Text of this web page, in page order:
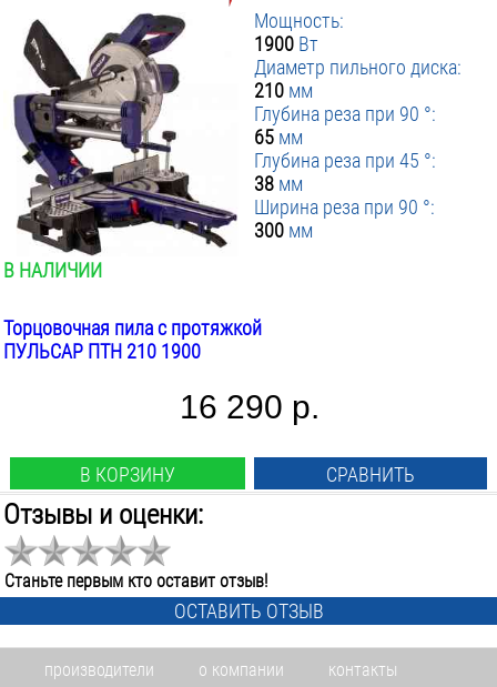
Мощность:
1900 Вт
Диаметр пильного диска:
210 мм
Глубина реза при 90 °:
65 мм
Глубина реза при 45 °:
38 мм
Ширина реза при 90 °:
300 мм
В НАЛИЧИИ
Торцовочная пила с протяжкой
ПУЛЬСАР ПТН 210 1900
16 290 р.
В КОРЗИНУ СРАВНИТЬ
Отзывы и оценки:
Станьте первым кто оставит отзыв!
ОСТАВИТЬ ОТЗЫВ
производители о компании контакты